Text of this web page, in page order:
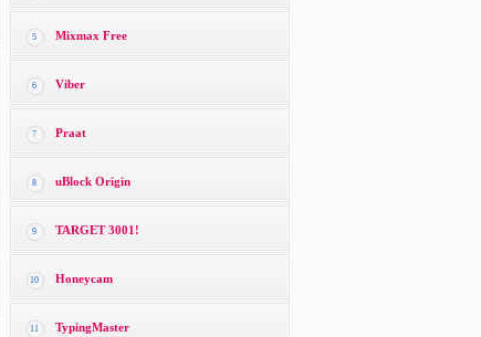
5 Mixmax Free
6 Viber
7 Praat
8 uBlock Origin
9 TARGET 3001!
10 Honeycam
11 TypingMaster